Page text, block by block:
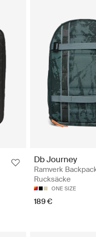
Db Journey
Ramverk
Rucksäcke
ONE SIZE
189 €